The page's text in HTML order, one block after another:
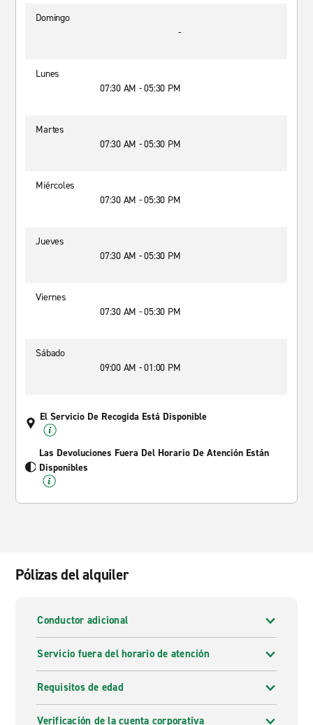
Domingo
-
Lunes
07:30 AM - 05:30 PM
Martes
07:30 AM - 05:30 PM
Miércoles
07:30 AM - 05:30 PM
Jueves
07:30 AM - 05:30 PM
Viernes
07:30 AM - 05:30 PM
Sábado
09:00 AM - 01:00 PM
El Servicio De Recogida Está Disponible
Las Devoluciones Fuera Del Horario De Atención Están
Disponibles
Pólizas del alquiler
Conductor adicional
Servicio fuera del horario de atención
Requisitos de edad
Verificación de la cuenta corporativa